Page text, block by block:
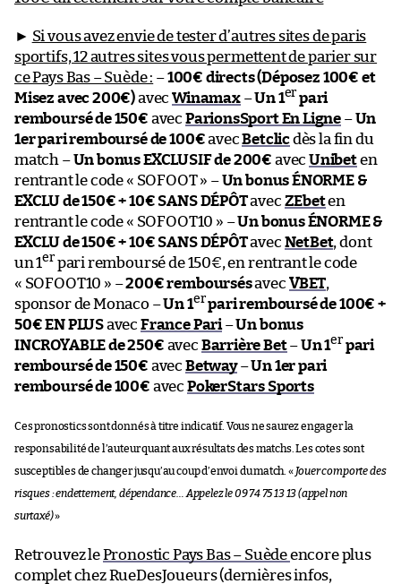
► Si vous avez envie de tester d’autres sites de paris
sportifs, 12 autres sites vous permettent de parier sur
ce Pays Bas – Suède : –100€ directs (Déposez 100€ et
Misez avec 200€)avecWinamax–Un 1er pari
remboursé de 150€ avec ParionsSport En Ligne –Un
1er pari remboursé de 100€avecBetclicdès la fin du
match –Un bonus EXCLUSIF de 200€ avec Unibeten
rentrant le code « SOFOOT » –Un bonus ÉNORME &
EXCLU de 150€ + 10€ SANS DÉPÔTavec ZEbeten
rentrant le code « SOFOOT10 » –Un bonus ÉNORME &
EXCLU de 150€ + 10€ SANS DÉPÔTavec NetBet, dont
un 1er pari remboursé de 150€, en rentrant le code
« SOFOOT10 » –200€ remboursésavec VBET,
sponsor de Monaco –Un 1erpari remboursé de 100€ +
50€ EN PLUSavec France Pari–Un bonus
INCROYABLE de 250€ avec Barrière Bet–Un 1er pari
remboursé de 150€ avec Betway–Un 1er pari
remboursé de 100€ avec PokerStars Sports
Ces pronostics sont donnés à titre indicatif. Vous ne saurez engager la
responsabilité de l’auteur quant aux résultats des matchs. Les cotes sont
susceptibles de changer jusqu’au coup d’envoi du match. « Jouer comporte des
risques : endettement, dépendance… Appelez le 09 74 75 13 13 (appel non
surtaxé)»
Retrouvez lePronostic Pays Bas – Suèdeencore plus
complet chez RueDesJoueurs (dernières infos,